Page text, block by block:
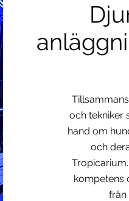
och tekniker
hand om
och
kompetens
från